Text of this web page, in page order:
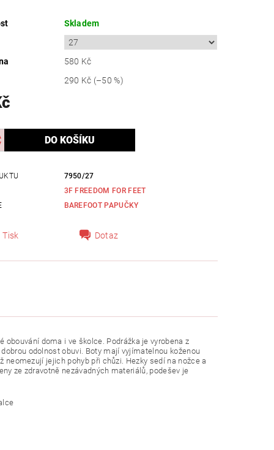
Skladem
580 Kč
290 Kč (–50 %)
7950/27
3F FREEDOM FOR FEET
BAREFOOT PAPUČKY
Tisk Dotaz
obouvání doma i ve školce. Podrážka je vyrobena z
odolnost obuvi. Boty mají vyjímatelnou koženou
jejich pohyb při chůzi. Hezky sedí na nožce a
ze zdravotně nezávadných materiálů, podešev je